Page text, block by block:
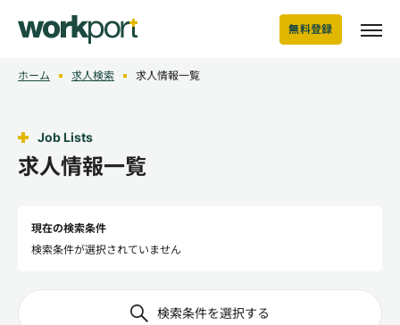
無料登録
ホーム 求人検索 求人情報一覧
Job Lists
求人情報一覧
現在の検索条件
検索条件が選択されていません
検索条件を選択する